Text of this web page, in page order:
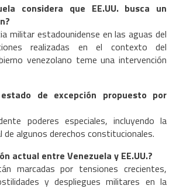
considera que EE.UU. busca un
militar estadounidense en las aguas del
realizadas en el contexto del
venezolano teme una intervención
de excepción propuesto por
poderes especiales, incluyendo la
algunos derechos constitucionales.
actual entre Venezuela y EE.UU.?
marcadas por tensiones crecientes,
y despliegues militares en la